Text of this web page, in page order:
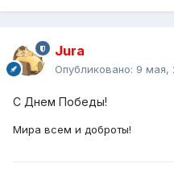
Jura
Опубликовано: 9 мая,
С Днем Победы!
Мира всем и доброты!